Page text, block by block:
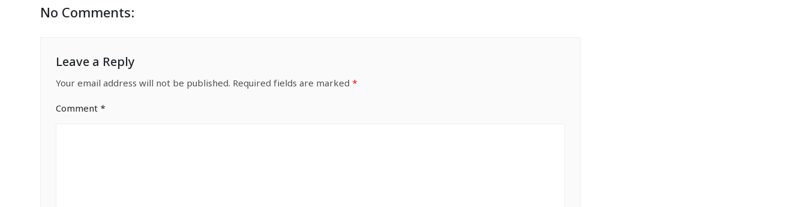
No Comments:
Leave a Reply
Your email address will not be published. Required fields are marked *
Comment *